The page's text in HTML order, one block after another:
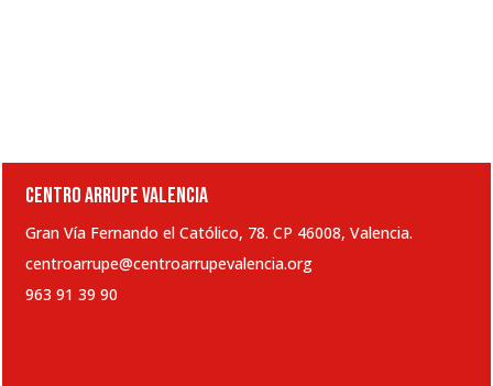
CENTRO ARRUPE VALENCIA
Gran Vía Fernando el Católico, 78. CP 46008, Valencia.
centroarrupe@centroarrupevalencia.org
963 91 39 90